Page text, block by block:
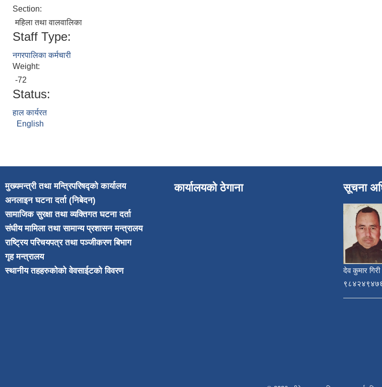
Section:
महिला तथा वालवालिका
Staff Type:
नगरपालिका कर्मचारी
Weight:
-72
Status:
हाल कार्यरत
English
मुख्यमन्त्री तथा मन्त्रिपरिषद्को कार्यालय
अनलाइन घटना दर्ता (निबेदन)
सामाजिक सुरक्षा तथा व्यक्तिगत घटना दर्ता
संघीय मामिला तथा सामान्य प्रशासन मन्त्रालय
राष्ट्रिय परिचयपत्र तथा पञ्जीकरण बिभाग
गृह मन्त्रालय
स्थानीय तहहरुकोको वेवसाईटको विवरण
कार्यालयको ठेगाना सूचना
देव कुमार गिरी